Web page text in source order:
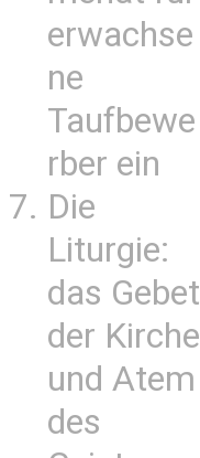
erwachse
ne
Taufbewe
rber ein
Die
Liturgie:
das Gebet
der Kirche
und Atem
des